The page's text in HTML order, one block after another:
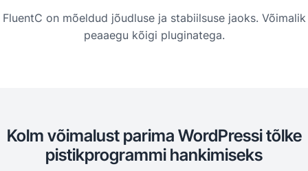
FluentC on mõeldud jõudluse ja stabiilsuse jaoks. Võimalik
peaaegu kõigi pluginatega.
Kolm võimalust parima WordPressi tõlke
pistikprogrammi hankimiseks